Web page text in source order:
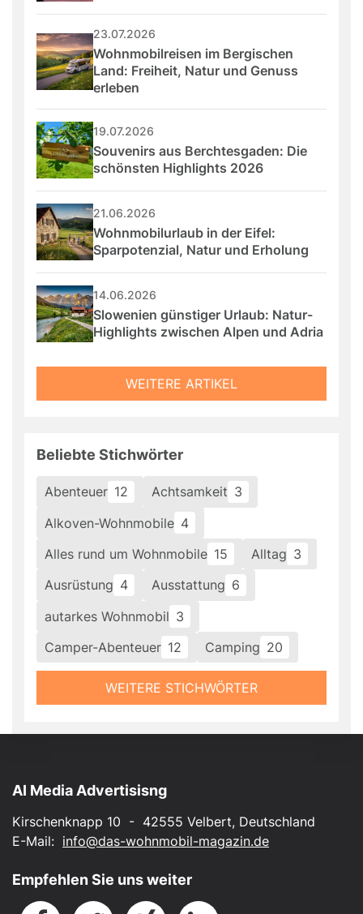
23.07.2026
Wohnmobilreisen im Bergischen
Land: Freiheit, Natur und Genuss
erleben
19.07.2026
Souvenirs aus Berchtesgaden: Die
schönsten Highlights 2026
21.06.2026
Wohnmobilurlaub in der Eifel:
Sparpotenzial, Natur und Erholung
14.06.2026
Slowenien günstiger Urlaub: Natur-
Highlights zwischen Alpen und Adria
WEITERE ARTIKEL
Beliebte Stichwörter
Abenteuer 12 Achtsamkeit 3
Alkoven-Wohnmobile 4
Alles rund um Wohnmobile 15 Alltag 3
Ausrüstung 4 Ausstattung 6
autarkes Wohnmobil 3
Camper-Abenteuer 12 Camping 20
WEITERE STICHWÖRTER
AI Media Advertisisng
Kirschenknapp 10 - 42555 Velbert, Deutschland
E-Mail: info@das-wohnmobil-magazin.de
Empfehlen Sie uns weiter